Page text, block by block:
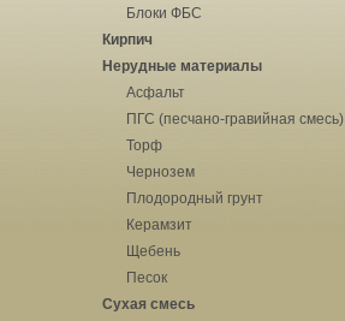
Блоки ФБС
Кирпич
Нерудные материалы
Асфальт
ПГС (песчано-гравийная смесь)
Торф
Чернозем
Плодородный грунт
Керамзит
Щебень
Песок
Сухая смесь